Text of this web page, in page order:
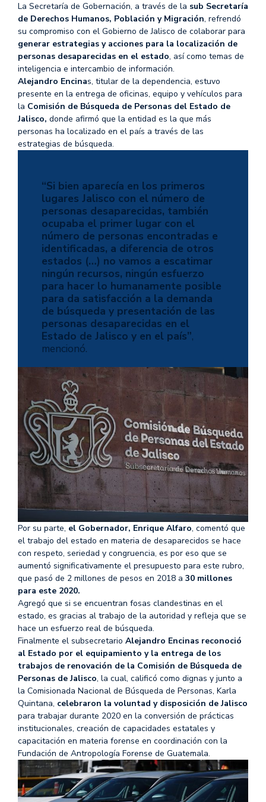
La Secretaría de Gobernación, a través de la sub Secretaría
de Derechos Humanos, Población y Migración, refrendó
su compromiso con el Gobierno de Jalisco de colaborar para
generar estrategias y acciones para la localización de
personas desaparecidas en el estado, así como temas de
inteligencia e intercambio de información.
Alejandro Encinas, titular de la dependencia, estuvo
presente en la entrega de oficinas, equipo y vehículos para
la Comisión de Búsqueda de Personas del Estado de
Jalisco, donde afirmó que la entidad es la que más
personas ha localizado en el país a través de las
estrategias de búsqueda.
“Si bien aparecía en los primeros
lugares Jalisco con el número de
personas desaparecidas, también
ocupaba el primer lugar con el
número de personas encontradas e
identificadas, a diferencia de otros
estados (…) no vamos a escatimar
ningún recursos, ningún esfuerzo
para hacer lo humanamente posible
para da satisfacción a la demanda
de búsqueda y presentación de las
personas desaparecidas en el
Estado de Jalisco y en el país”,
mencionó.
Por su parte, el Gobernador, Enrique Alfaro, comentó que
el trabajo del estado en materia de desaparecidos se hace
con respeto, seriedad y congruencia, es por eso que se
aumentó significativamente el presupuesto para este rubro,
que pasó de 2 millones de pesos en 2018 a 30 millones
para este 2020.
Agregó que si se encuentran fosas clandestinas en el
estado, es gracias al trabajo de la autoridad y refleja que se
hace un esfuerzo real de búsqueda.
Finalmente el subsecretario Alejandro Encinas reconoció
al Estado por el equipamiento y la entrega de los
trabajos de renovación de la Comisión de Búsqueda de
Personas de Jalisco, la cual, calificó como dignas y junto a
la Comisionada Nacional de Búsqueda de Personas, Karla
Quintana, celebraron la voluntad y disposición de Jalisco
para trabajar durante 2020 en la conversión de prácticas
institucionales, creación de capacidades estatales y
capacitación en materia forense en coordinación con la
Fundación de Antropología Forense de Guatemala.